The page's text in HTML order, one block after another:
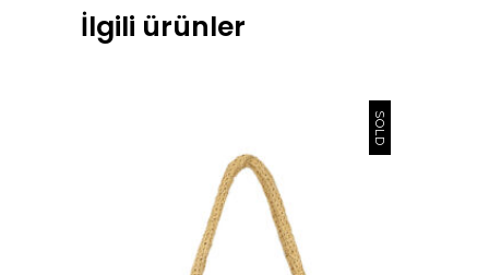
İlgili ürünler
SOLD